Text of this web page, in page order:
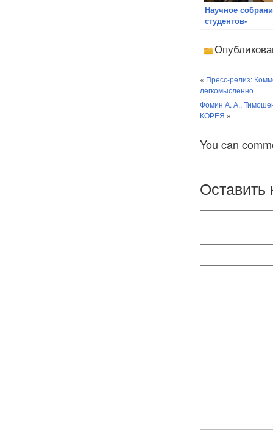
Научное
студентов-
состоялось в
« Пресс-релиз:
легкомысленно
Фомин А. А.,
КОРЕЯ »
You can
Оставить